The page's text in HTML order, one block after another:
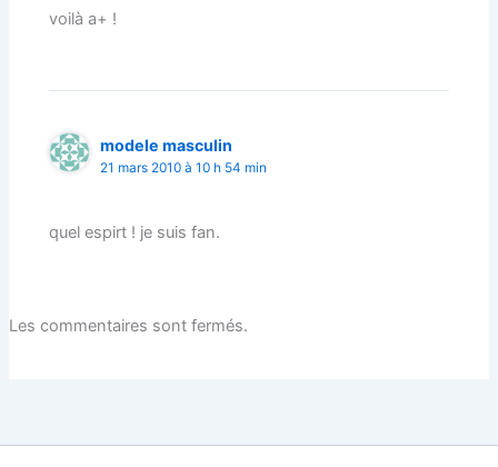
voilà a+ !
modele masculin
21 mars 2010 à 10 h 54 min
quel espirt ! je suis fan.
Les commentaires sont fermés.